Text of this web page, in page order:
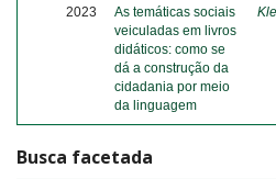
2023
As temáticas sociais
veiculadas em livros
didáticos: como se
dá a construção da
cidadania por meio
da linguagem
Busca facetada